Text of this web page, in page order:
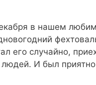
в нашем
его случайно,
И был